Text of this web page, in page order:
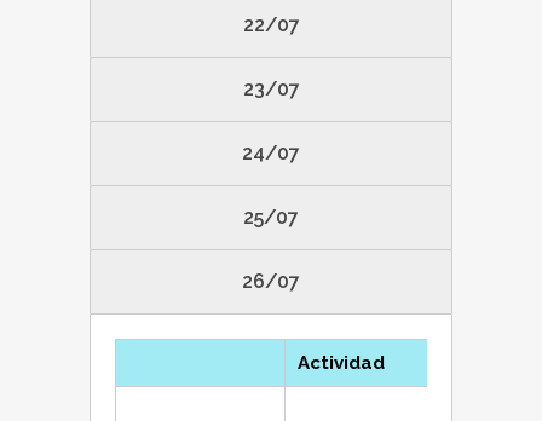
22/07
23/07
24/07
25/07
26/07
Actividad